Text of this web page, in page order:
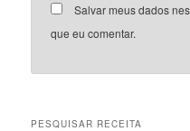
Salvar meus dados
que eu comentar.
PESQUISAR RECEITA